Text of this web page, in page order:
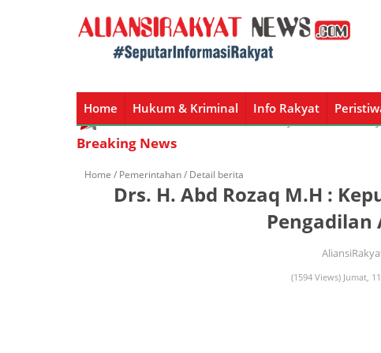
Home Hukum & Kriminal Info Rakyat
Home Hukum & Kriminal Info Rakyat Peristiwa
Breaking News
Home / Pemerintahan/ Detail berita
Drs. H. Abd Rozaq M.H :
Pengadilan
(1594 Views) Jumat,